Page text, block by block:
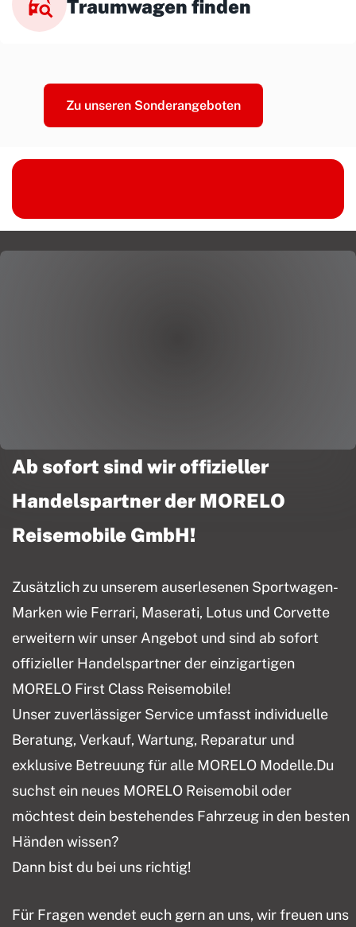
Traumwagen finden
Zu unseren Sonderangeboten
Ab sofort sind wir offizieller
Handelspartner der MORELO
Reisemobile GmbH!
Zusätzlich zu unserem auserlesenen Sportwagen-
Marken wie Ferrari, Maserati, Lotus und Corvette
erweitern wir unser Angebot und sind ab sofort
offizieller Handelspartner der einzigartigen
MORELO First Class Reisemobile!
Unser zuverlässiger Service umfasst individuelle
Beratung, Verkauf, Wartung, Reparatur und
exklusive Betreuung für alle MORELO Modelle.Du
suchst ein neues MORELO Reisemobil oder
möchtest dein bestehendes Fahrzeug in den besten
Händen wissen?
Dann bist du bei uns richtig!
Für Fragen wendet euch gern an uns, wir freuen uns